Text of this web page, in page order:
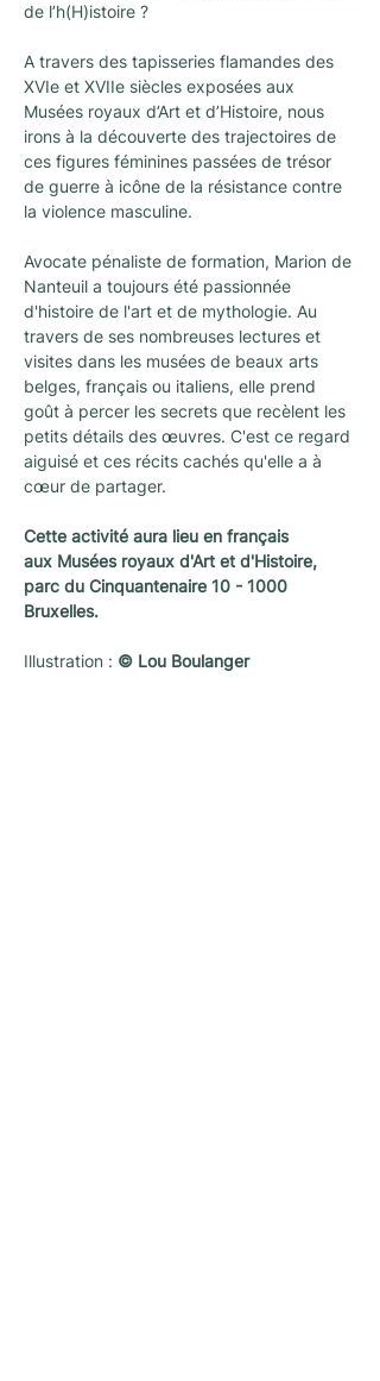
de l’h(H)istoire ?
A travers des tapisseries flamandes des
XVIe et XVIIe siècles exposées aux
Musées royaux d’Art et d’Histoire, nous
irons à la découverte des trajectoires de
ces figures féminines passées de trésor
de guerre à icône de la résistance contre
la violence masculine.
Avocate pénaliste de formation, Marion de
Nanteuil a toujours été passionnée
d'histoire de l'art et de mythologie. Au
travers de ses nombreuses lectures et
visites dans les musées de beaux arts
belges, français ou italiens, elle prend
goût à percer les secrets que recèlent les
petits détails des œuvres. C'est ce regard
aiguisé et ces récits cachés qu'elle a à
cœur de partager.
Cette activité aura lieu en français
aux Musées royaux d'Art et d'Histoire,
parc du Cinquantenaire 10 - 1000
Bruxelles.
Illustration : © Lou Boulanger